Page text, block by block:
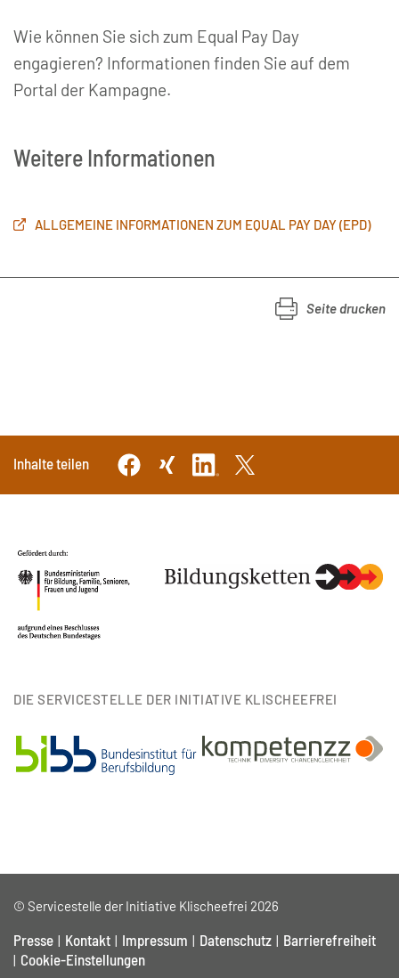
Wie können Sie sich zum Equal Pay Day
engagieren? Informationen finden Sie auf dem
Portal der Kampagne.
Weitere Informationen
ALLGEMEINE INFORMATIONEN ZUM EQUAL PAY DAY (EPD)
Seite drucken
Inhalte teilen
DIE SERVICESTELLE DER INITIATIVE KLISCHEEFREI
© Servicestelle der Initiative Klischeefrei 2026
Presse Kontakt Impressum Datenschutz
Barrierefreiheit
Cookie-Einstellungen